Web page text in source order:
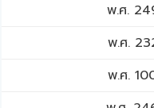
พ.ศ.
พ.ศ.
พ.ศ.